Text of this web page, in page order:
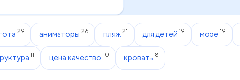
29 аниматоры 26 пляж 21 для детей 19 море 19
11 цена качество 10 кровать 8